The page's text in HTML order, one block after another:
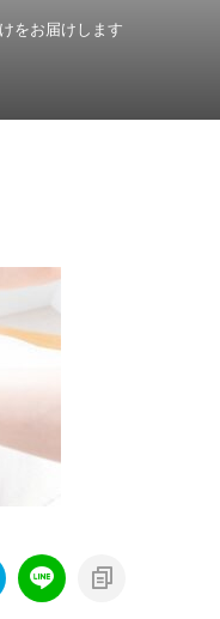
をお届けします